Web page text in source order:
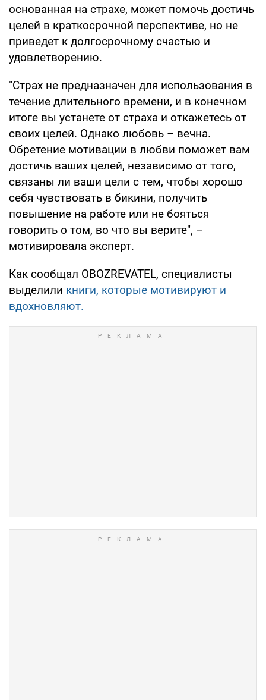
основанная на страхе, может помочь достичь
целей в краткосрочной перспективе, но не
приведет к долгосрочному счастью и
удовлетворению.
"Страх не предназначен для использования в
течение длительного времени, и в конечном
итоге вы устанете от страха и откажетесь от
своих целей. Однако любовь – вечна.
Обретение мотивации в любви поможет вам
достичь ваших целей, независимо от того,
связаны ли ваши цели с тем, чтобы хорошо
себя чувствовать в бикини, получить
повышение на работе или не бояться
говорить о том, во что вы верите", –
мотивировала эксперт.
Как сообщал OBOZREVATEL, специалисты
выделили книги, которые мотивируют и
вдохновляют.